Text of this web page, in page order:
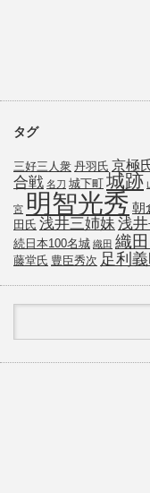
タグ
三好三人衆 丹羽氏 京極
合戦 名刀 城下町 城跡
宮 明智光秀 朝
田氏 浅井三姉妹 浅
続日本100名城 織田 織
藤堂氏 豊臣秀次 足利